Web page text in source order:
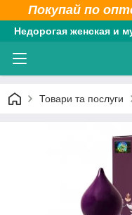
Покупай по
Недорогая женская и
Товари та послуги